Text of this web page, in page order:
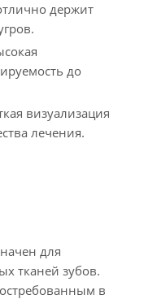
держит
до
визуализация
лечения.
для
тканей зубов.
в